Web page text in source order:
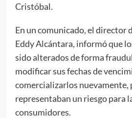
Cristóbal.
En un comunicado, el director
Eddy Alcántara, informó que
sido alterados de forma
modificar sus fechas de
comercializarlos nuevamente,
representaban un riesgo para
consumidores.